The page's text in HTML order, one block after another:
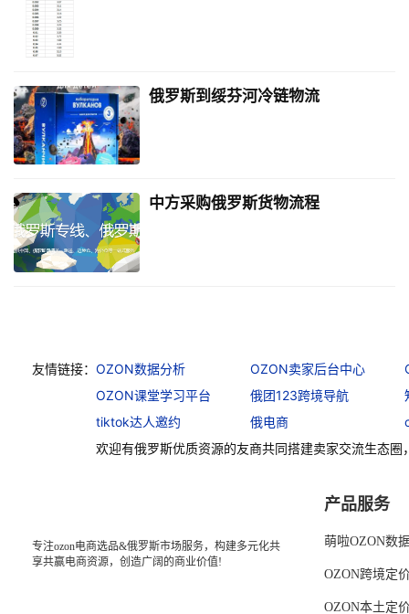
俄罗斯到绥芬河冷链物流
中方采购俄罗斯货物流程
友情链接： OZON数据分析 OZON卖家后台中心
OZON课堂学习平台
俄团123跨境导航
tiktok达人邀约
俄电商
欢迎有俄罗斯优质资源的友商共同搭建卖家交流生态圈
专注ozon电商选品&俄罗斯市场服务，构建多元化共
享共赢电商资源，创造广阔的商业价值!
产品服务
萌啦OZON数
OZON跨境定
OZON本土定